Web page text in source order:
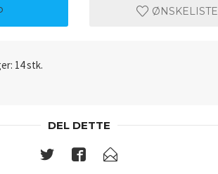
ØNSKELISTE
14 stk.
DEL DETTE